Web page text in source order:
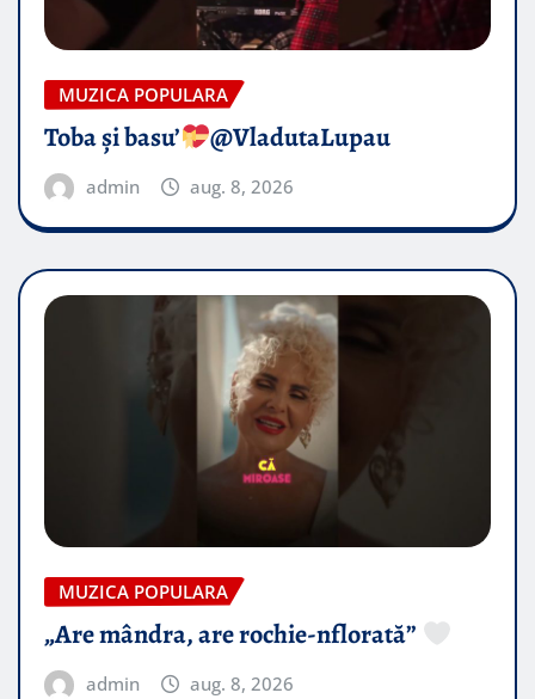
MUZICA POPULARA
Toba și basu’ @VladutaLupau
admin aug. 8, 2026
MUZICA POPULARA
„Are mândra, are rochie-nflorată”
admin aug. 8, 2026